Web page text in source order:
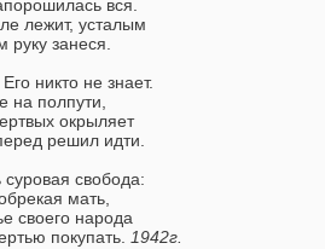
вся.
лежит, усталым
руку занеся.
никто не знает.
полпути,
окрыляет
решил идти.
суровая свобода:
мать,
своего народа
покупать.
1942г.